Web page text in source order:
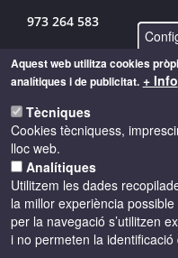
973 264 583
© Copyright 2026 - Drets
Accessibilitat Avís
Política de privacitat
Aquest web utilitza cookies
analítiques i de publicitat. + Info
Tècniques
Cookies tècniquess,
lloc web.
Analítiques
Utilitzem les dades
la millor experiència
per la navegació s’utilitzen
i no permeten la identificació